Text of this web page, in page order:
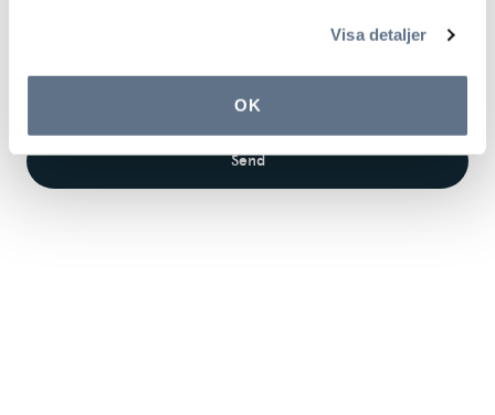
Visa detaljer
OK
Send